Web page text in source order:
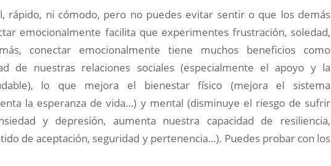
rápido, ni cómodo, pero no puedes evitar sentir o que los demás
emocionalmente facilita que experimentes frustración, soledad,
conectar emocionalmente tiene muchos beneficios como
de nuestras relaciones sociales (especialmente el apoyo y la
lo que mejora el bienestar físico (mejora el sistema
la esperanza de vida…) y mental (disminuye el riesgo de sufrir
y depresión, aumenta nuestra capacidad de resiliencia,
de aceptación, seguridad y pertenencia…). Puedes probar con los